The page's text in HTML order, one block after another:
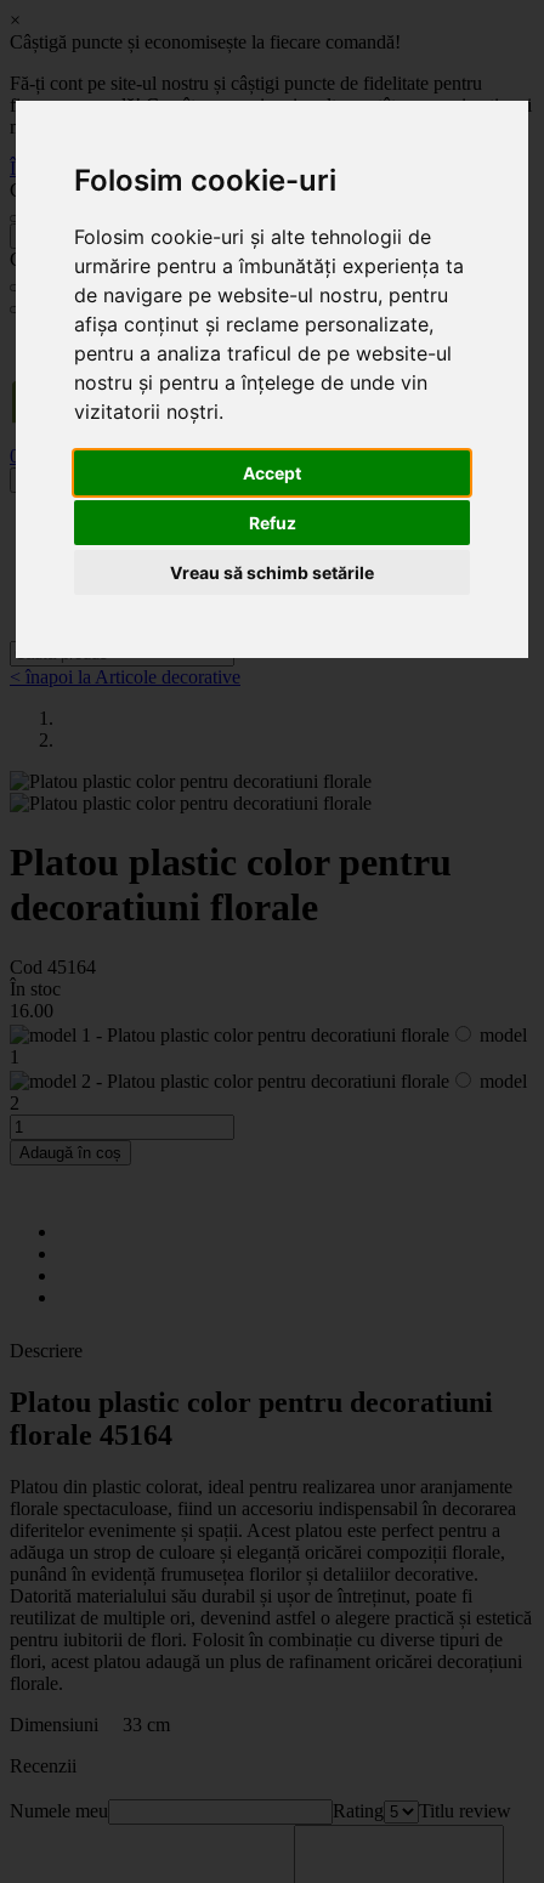
Folosim cookie-uri
Folosim cookie-uri și alte tehnologii de
urmărire pentru a îmbunătăți experiența ta
de navigare pe website-ul nostru, pentru
afișa conținut și reclame personalizate,
pentru a analiza traficul de pe website-ul
nostru și pentru a înțelege de unde vin
vizitatorii noștri.
Accept
Refuz
Vreau să schimb setările
×
Câștigă puncte și economisește la fiecare comandă!
Fă-ți cont pe site-ul nostru și câștigi puncte de fidelitate pentru
fiecare comandă! Cu cât comanzi mai mult, cu atât economisești mai
mult!
Înregistrează-te acum
Celoplast
Celoplast
Transportul este GRATUIT pentru comenzile mai mari de 350 Lei. Comanda minimă în
valoare de 100 Lei. Expediere în 1 - 2 zile lucrătoare.
0
Categorii
< înapoi la Articole decorative
Platou plastic color pentru
decoratiuni florale
Cod 45164
În stoc
16.00
model
1
model
2
Adaugă în coș
Descriere
Platou plastic color pentru decoratiuni
florale 45164
Platou din plastic colorat, ideal pentru realizarea unor aranjamente
florale spectaculoase, fiind un accesoriu indispensabil în decorarea
diferitelor evenimente și spații. Acest platou este perfect pentru a
adăuga un strop de culoare și eleganță oricărei compoziții florale,
punând în evidență frumusețea florilor și detaliilor decorative.
Datorită materialului său durabil și ușor de întreținut, poate fi
reutilizat de multiple ori, devenind astfel o alegere practică și estetică
pentru iubitorii de flori. Folosit în combinație cu diverse tipuri de
flori, acest platou adaugă un plus de rafinament oricărei decorațiuni
florale.
Dimensiuni 33 cm
Recenzii
Numele meu Rating Titlu review